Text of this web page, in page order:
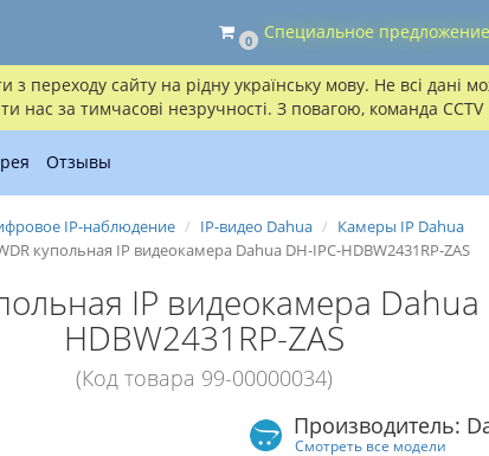
переходу сайту на рідну українську мову. Не всі дані
за тимчасові незручності. З повагою, команда
0 Специальное
Отзывы
IP-наблюдение IP-видео Dahua
Камеры IP Dahua
купольная IP видеокамера Dahua DH-IPC-HDBW2431RP-ZAS
IP видеокамера Dahua
HDBW2431RP-ZAS
(Код товара 99-00000034)
Производитель:
Смотреть все модели